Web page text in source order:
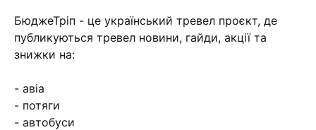
БюджеТріп - це український тревел проєкт, де
публикуються тревел новини, гайди, акції та
знижки на:
- авіа
- потяги
- автобуси